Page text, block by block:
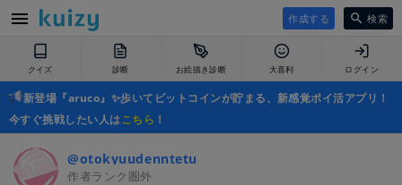
作成する 検索
クイズ 診断 お絵描き診断 大喜利 ログイン
新登場『aruco』✨歩いてビットコインが貯まる、新感覚ポイ活アプリ！
今すぐ挑戦したい人はこちら ！
@otokyuudenntetu
作者ランク圏外